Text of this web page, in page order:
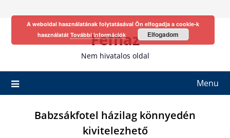
Fefhaz
Nem hivatalos oldal
Menu
Babzsákfotel házilag könnyedén
kivitelezhető
A weboldal használatának folytatásával Ön elfogadja a cookie-k
használatát További információk Elfogadom